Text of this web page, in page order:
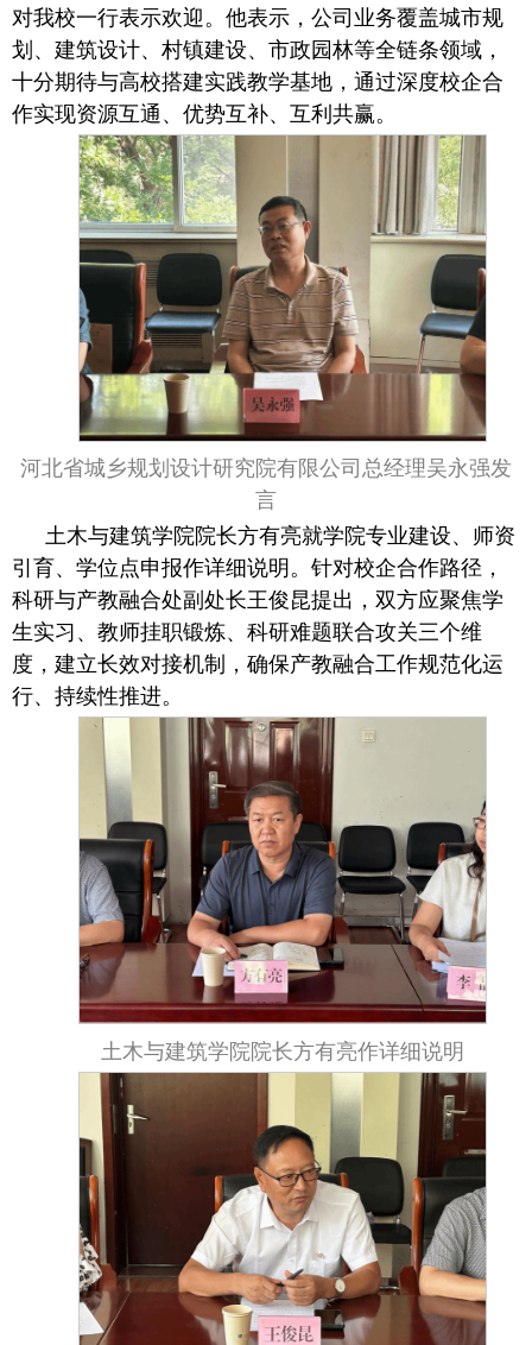
对我校一行表示欢迎。他表示，公司业务覆盖城市规
划、建筑设计、村镇建设、市政园林等全链条领域，
十分期待与高校搭建实践教学基地，通过深度校企合
作实现资源互通、优势互补、互利共赢。
河北省城乡规划设计研究院有限公司总经理吴永强发
言
土木与建筑学院院长方有亮就学院专业建设、师资
引育、学位点申报作详细说明。针对校企合作路径，
科研与产教融合处副处长王俊昆提出，双方应聚焦学
生实习、教师挂职锻炼、科研难题联合攻关三个维
度，建立长效对接机制，确保产教融合工作规范化运
行、持续性推进。
土木与建筑学院院长方有亮作详细说明